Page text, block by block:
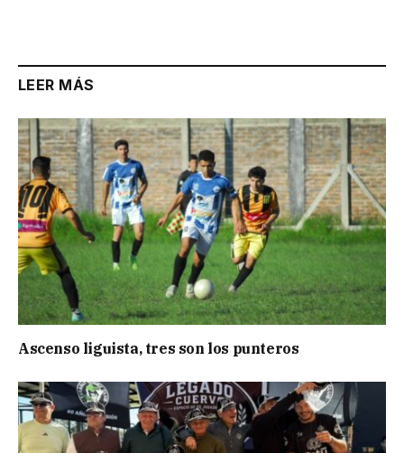
LEER MÁS
Ascenso liguista, tres son los punteros